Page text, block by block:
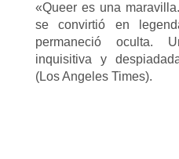
«Queer es una
se convirtió en
permaneció oculta.
inquisitiva y
(Los Angeles Times).